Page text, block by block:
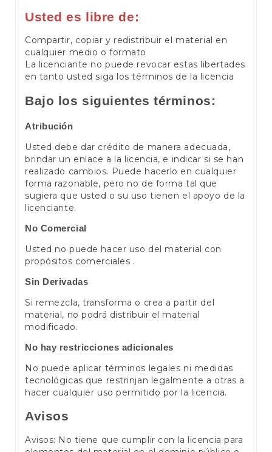
Usted es libre de:
Compartir, copiar y redistribuir el material en
cualquier medio o formato
La licenciante no puede revocar estas libertades
en tanto usted siga los términos de la licencia
Bajo los siguientes términos:
Atribución
Usted debe dar crédito de manera adecuada,
brindar un enlace a la licencia, e indicar si se han
realizado cambios. Puede hacerlo en cualquier
forma razonable, pero no de forma tal que
sugiera que usted o su uso tienen el apoyo de la
licenciante.
No Comercial
Usted no puede hacer uso del material con
propósitos comerciales .
Sin Derivadas
Si remezcla, transforma o crea a partir del
material, no podrá distribuir el material
modificado.
No hay restricciones adicionales
No puede aplicar términos legales ni medidas
tecnológicas que restrinjan legalmente a otras a
hacer cualquier uso permitido por la licencia.
Avisos
Avisos: No tiene que cumplir con la licencia para